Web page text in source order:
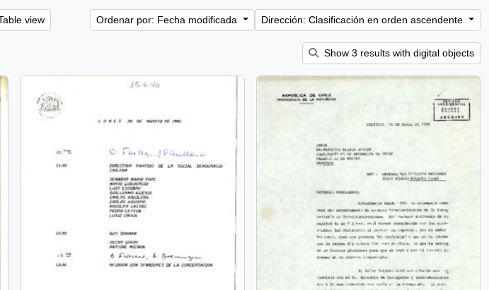
view Ordenar por: Fecha modificada Dirección: Clasificación en orden ascendente
Show 3 results with digital objects